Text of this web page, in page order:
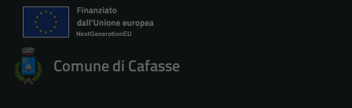
Comune di Cafasse